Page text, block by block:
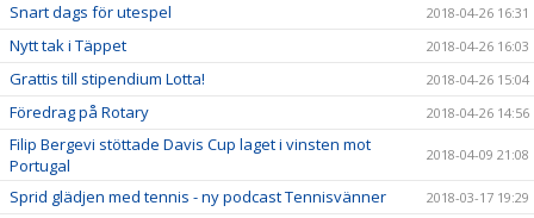
Snart dags för utespel 2018-04-26 16:31
Nytt tak i Täppet 2018-04-26 16:03
Grattis till stipendium Lotta! 2018-04-26 15:04
Föredrag på Rotary 2018-04-26 14:56
Filip Bergevi stöttade Davis Cup laget i vinsten mot
Portugal
2018-04-09 21:08
Sprid glädjen med tennis - ny podcast Tennisvänner 2018-03-17 19:29